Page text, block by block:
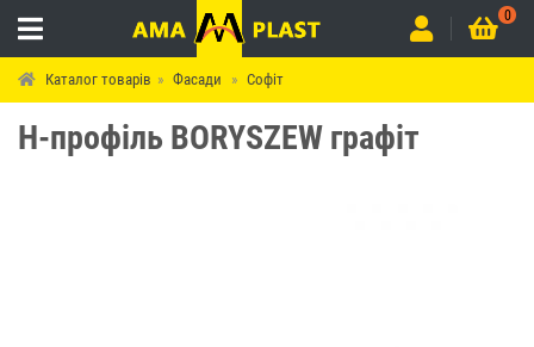
0
Каталог товарів Фасади Софіт
Н-профіль BORYSZEW графіт